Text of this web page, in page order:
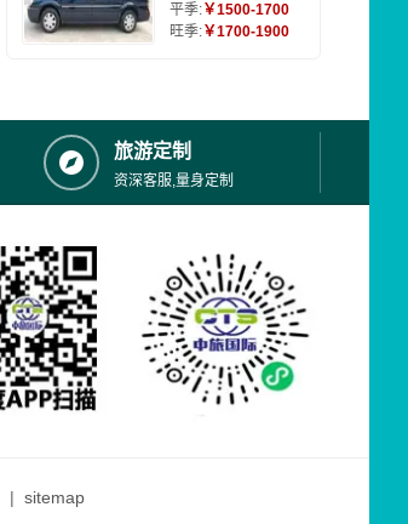
平季:￥1500-1700
旺季:￥1700-1900
旅游定制
资深客服,量身定制
| sitemap